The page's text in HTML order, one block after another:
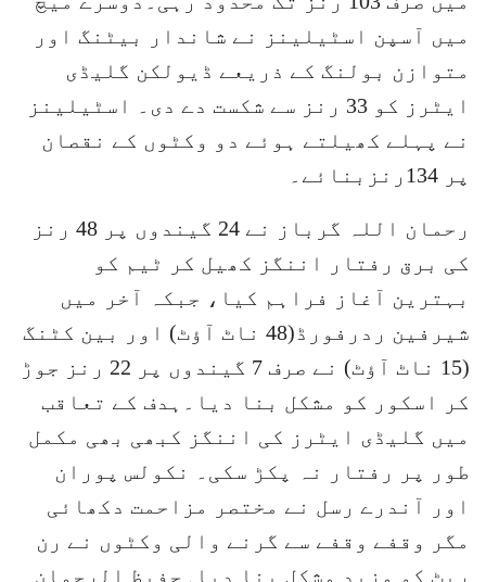
میں آسپن اسٹیلینز نے شاندار بیٹنگ اور
متوازن بولنگ کے ذریعے ڈیولکن گلیڈی
ایٹرز کو 33 رنز سے شکست دے دی۔ اسٹیلینز
نے پہلے کھیلتے ہوئے دو وکٹوں کے نقصان
پر 134رنزبنائے۔
رحمان اللہ گرباز نے 24 گیندوں پر 48 رنز
کی برق رفتار اننگز کھیل کر ٹیم کو
بہترین آغاز فراہم کیا، جبکہ آخر میں
شیرفین ردرفورڈ(48 ناٹ آؤٹ) اور بین کٹنگ
(15 ناٹ آؤٹ) نے صرف 7 گیندوں پر 22 رنز جوڑ
کر اسکور کو مشکل بنا دیا۔ہدف کے تعاقب
میں گلیڈی ایٹرز کی اننگز کبھی بھی مکمل
طور پر رفتار نہ پکڑ سکی۔ نکولس پوران
اور آندرے رسل نے مختصر مزاحمت دکھائی
مگر وقفے وقفے سے گرنے والی وکٹوں نے رن
ریٹ کو مزید مشکل بنا دیا۔حفیظ الرحمان